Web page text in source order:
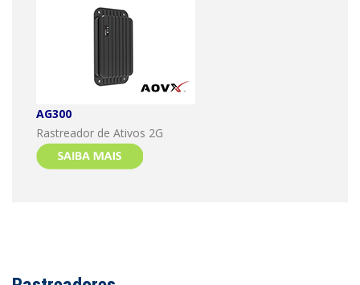
AG300
Rastreador de Ativos 2G